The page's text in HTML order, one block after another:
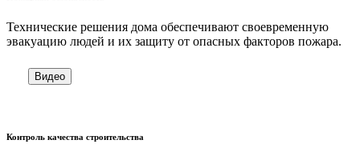
Технические решения дома обеспечивают своевременную
эвакуацию людей и их защиту от опасных факторов пожара.
Видео
Контроль качества строительства